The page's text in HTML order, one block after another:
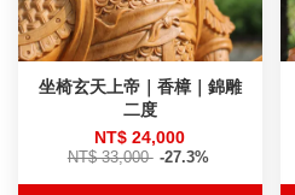
坐椅玄天上帝｜香樟｜錦雕
二度
NT$ 24,000
NT$ 33,000 -27.3%